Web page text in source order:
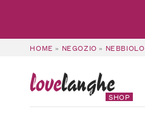
HOME » NEGOZIO » NEBBIOLO
lovelanghe
SHOP